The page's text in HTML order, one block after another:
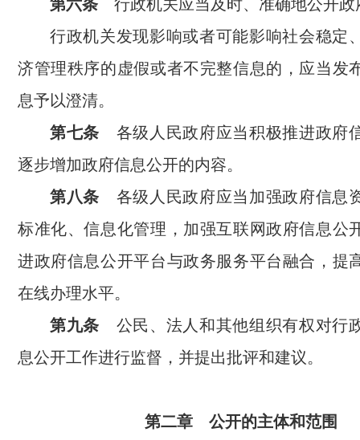
第六条 行政机关应当及时、准确地公开政
行政机关发现影响或者可能影响社会稳定
济管理秩序的虚假或者不完整信息的，应当发
息予以澄清。
第七条 各级人民政府应当积极推进政府
逐步增加政府信息公开的内容。
第八条 各级人民政府应当加强政府信息
标准化、信息化管理，加强互联网政府信息公
进政府信息公开平台与政务服务平台融合，提
在线办理水平。
第九条 公民、法人和其他组织有权对行
息公开工作进行监督，并提出批评和建议。
第二章 公开的主体和范围